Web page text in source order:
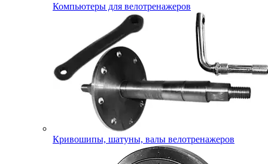
Компьютеры для велотренажеров
Кривошипы, шатуны, валы велотренажеров